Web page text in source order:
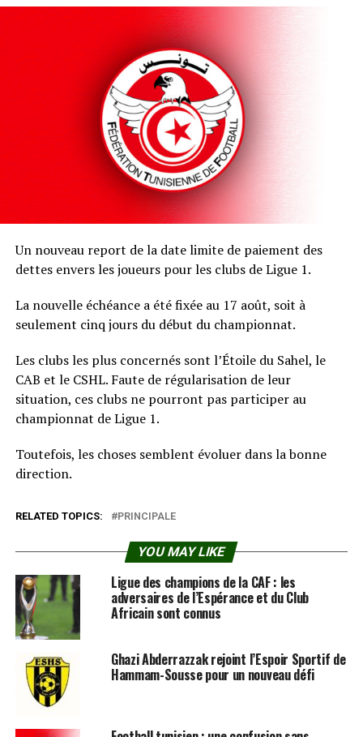
Un nouveau report de la date limite de paiement des
dettes envers les joueurs pour les clubs de Ligue 1.
La nouvelle échéance a été fixée au 17 août, soit à
seulement cinq jours du début du championnat.
Les clubs les plus concernés sont l’Étoile du Sahel, le
CAB et le CSHL. Faute de régularisation de leur
situation, ces clubs ne pourront pas participer au
championnat de Ligue 1.
Toutefois, les choses semblent évoluer dans la bonne
direction.
RELATED TOPICS: PRINCIPALE
YOU MAY LIKE
Ligue des champions de la CAF : les
adversaires de l’Espérance et du Club
Africain sont connus
Ghazi Abderrazzak rejoint l’Espoir Sportif de
Hammam-Sousse pour un nouveau défi